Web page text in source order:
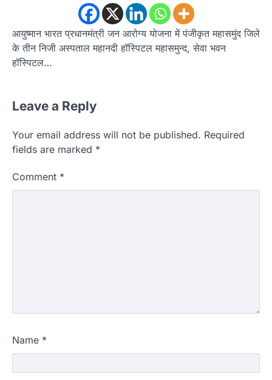
आयुष्मान भारत प्रधानमंत्री जन आरोग्य योजना में पंजीकृत महासमुंद जिले
के तीन निजी अस्पताल महानदी हॉस्पिटल महासमुन्द, सेवा भवन
हॉस्पिटल…
Leave a Reply
Your email address will not be published. Required
fields are marked *
Comment *
Name *